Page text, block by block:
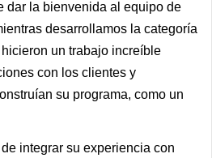
dar la bienvenida al equipo de
desarrollamos la categoría
un trabajo increíble
con los clientes y
su programa, como un
integrar su experiencia con